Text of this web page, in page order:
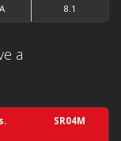
A 8.1
a
SR04M